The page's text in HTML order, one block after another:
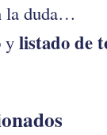
la duda…
y listado de